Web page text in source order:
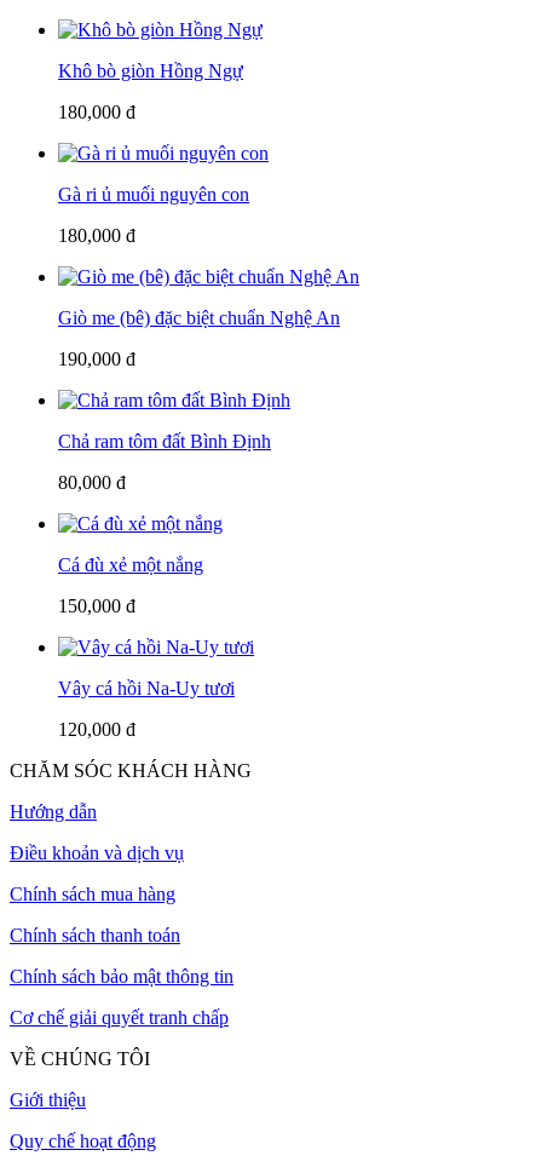
Khô bò giòn Hồng Ngự
180,000 đ
Gà ri ủ muối nguyên con
180,000 đ
Giò me (bê) đặc biệt chuẩn Nghệ An
190,000 đ
Chả ram tôm đất Bình Định
80,000 đ
Cá đù xẻ một nắng
150,000 đ
Vây cá hồi Na-Uy tươi
120,000 đ
CHĂM SÓC KHÁCH HÀNG
Hướng dẫn
Điều khoản và dịch vụ
Chính sách mua hàng
Chính sách thanh toán
Chính sách bảo mật thông tin
Cơ chế giải quyết tranh chấp
VỀ CHÚNG TÔI
Giới thiệu
Quy chế hoạt động